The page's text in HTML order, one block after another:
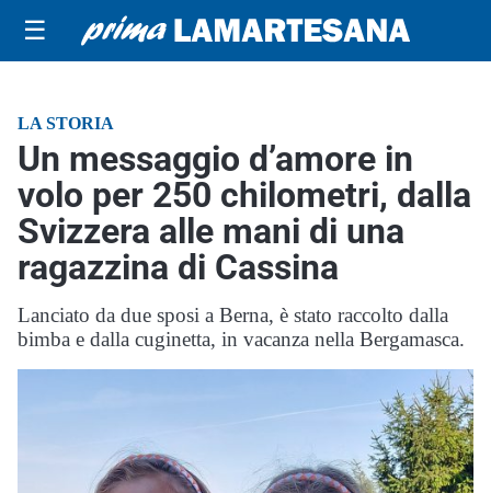
☰
LA STORIA
Un messaggio d’amore in
volo per 250 chilometri, dalla
Svizzera alle mani di una
ragazzina di Cassina
Lanciato da due sposi a Berna, è stato raccolto dalla
bimba e dalla cuginetta, in vacanza nella Bergamasca.